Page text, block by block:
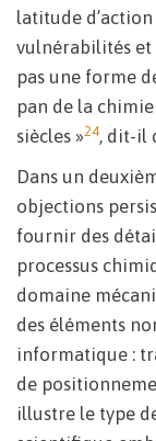
latitude
vulnérabilités et
pas une forme
pan de la
siècles »24, dit-il
Dans un
objections
fournir des
processus
domaine
des éléments
informatique :
de
illustre le type